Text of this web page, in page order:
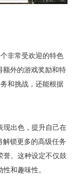
非常受欢迎的特色
额外的游戏奖励和特
和挑战，还能根据
现出色，提升自己在
解锁更多的高级任务
誉。这种设定不仅鼓
和趣味性。